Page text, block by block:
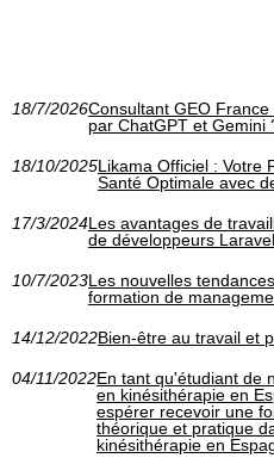
18/7/2026Consultant GEO
par ChatGPT et Gemini
18/10/2025Likama Officiel : Votre
Santé Optimale avec
17/3/2024Les avantages de
de développeurs
10/7/2023Les nouvelles
formation de
14/12/2022Bien-être au travail et
04/11/2022En tant qu'étudiant de
en kinésithérapie en
espérer recevoir une
théorique et pratique
kinésithérapie en